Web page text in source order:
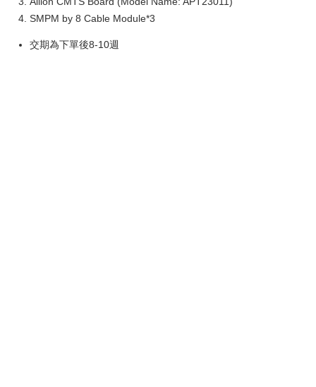
SMPM by 8 Cable Module*3
交期為下單後8-10週